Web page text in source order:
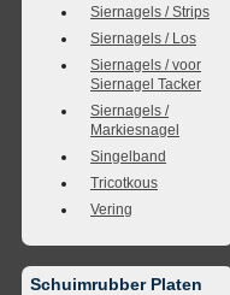
Siernagels / Strips
Siernagels / Los
Siernagels / voor
Siernagel Tacker
Siernagels /
Markiesnagel
Singelband
Tricotkous
Vering
Schuimrubber Platen